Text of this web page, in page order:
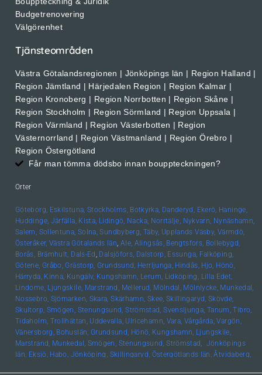
Budgetrenovering
Välgörenhet
Tjänsteområden
Västra Götalandsregionen | Jönköpings län | Region Halland |
Region Jämtland | Härjedalen Region | Region Kalmar |
Region Kronoberg | Region Norrbotten | Region Skåne |
Region Stockholm | Region Sörmland | Region Uppsala |
Region Värmland | Region Västerbotten | Region
Västernorrland | Region Västmanland | Region Örebro |
Region Östergötland
Får man tömma dödsbo innan bouppteckningen?
Orter
Göteborg, Eskilstuna, Stockholms, Botkyrka, Danderyd, Ekerö, Haninge,
Huddinge, Järfälla, Kista, Lidingö, Nacka, Norrtälje, Nykvarn, Nynäshamn,
Salem, Sollentuna, Solna, Sundbyberg, Täby, Upplands Väsby, Värmdö,
Österåker, Västra Götalands län, Ale, Alingsås, Bengtsfors, Bollebygd,
Borås, Brämhult, Dals-Ed , Dalsjöfors, Dalstorp, Essunga, Falköping,
Götene, Gråbo, Grästorp, Grundsund, Herrljunga, Hindås, Hjo, Hönö,
Härryda, Kinna, Kungälv, Kungshamn, Lerum, Lidköping, Lilla Edet,
Lindome, Ljungskile, Marstrand, Mellerud, Mölndal, Mölnlycke, Munkedal,
Nossebro, Sjömarken, Skara, Skärhamn, Skee, Skillingaryd, Skövde,
Skultorp, Smögen, Stenungsund, Strömstad, Svensljunga, Tanum, Tibro,
Tidaholm, Trollhättan, Uddevalla, Ulricehamn, Vara, Vårgårda, Vargön,
Vänersborg, Bohuslän, Grundsund, Hönö, Kungshamn, Ljungskile,
Marstrand, Munkedal, Smögen, Stenungsund, Strömstad, Jönköpings
län, Eksjö, Habo, Jönköping, Skillingaryd, Östergötlands län, Åtvidaberg,